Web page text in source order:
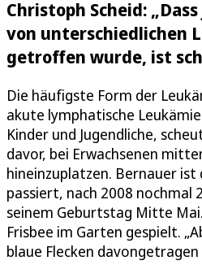
Christoph Scheid:
von unterschiedlichen
getroffen wurde, ist
Die häufigste Form der
akute lymphatische
Kinder und Jugendliche,
davor, bei Erwachsenen
hineinzuplatzen. Bernauer ist
passiert, nach 2008 nochmal
seinem Geburtstag Mitte
Frisbee im Garten gespielt.
blaue Flecken